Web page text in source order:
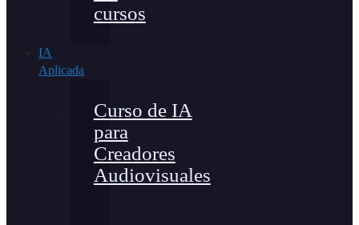
cursos
IA
Aplicada
Curso de IA
para
Creadores
Audiovisuales